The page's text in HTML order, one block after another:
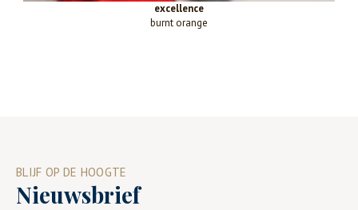
excellence
burnt orange
BLIJF OP DE HOOGTE
Nieuwsbrief